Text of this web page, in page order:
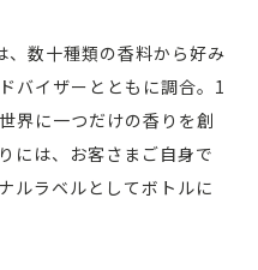
、数十種類の香料から好み
バイザーとともに調合。1
界に一つだけの香りを創
には、お客さまご自身で
ルラベルとしてボトルに